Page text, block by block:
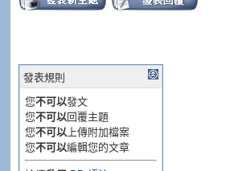
發表規則
您不可以發文
您不可以回覆主題
您不可以 上傳附加檔案
您不可以編輯您的文章